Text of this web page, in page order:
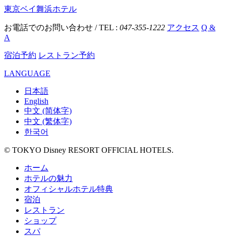
東京ベイ舞浜ホテル
お電話でのお問い合わせ / TEL : 047-355-1222 アクセス Q &
A
宿泊予約 レストラン予約
LANGUAGE
日本語
English
中文 (简体字)
中文 (繁体字)
한국어
© TOKYO Disney RESORT OFFICIAL HOTELS.
ホーム
ホテルの魅力
オフィシャルホテル特典
宿泊
レストラン
ショップ
スパ